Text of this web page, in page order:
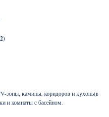
зоны, камины, коридоров и кухонь(в
и комнаты с басейном.